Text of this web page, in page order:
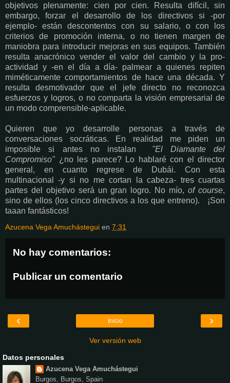
objetivos plenamente: cien por cien. Resulta difícil, sin
embargo, forzar el desarrollo de los directivos si -por
ejemplo- están descontentos con su salario, o con los
criterios de promoción interna, o no tienen margen de
maniobra para introducir mejoras en sus equipos. También
resulta anacrónico vender el valor del cambio y la pro-
actividad y -en el día a día- palmear a quienes repiten
miméticamente comportamientos de hace una década. Y
resulta desmotivador que el jefe directo no reconozca
esfuerzos y logros, o no comparta la visión empresarial de
un modo comprensible-aplicable.
Quieren que yo desarrolle personas a través de
conversaciones socráticas. En realidad me piden un
imposible si antes no instalan
"El Diamante del
Compromiso"¿no les parece? Lo hablaré con el director
general, en cuanto regrese de Dubái. Con esta
multinacional -y si no me cortan la cabeza- tres cuartas
partes del objetivo será un gran logro. No mío,of course,
sino de ellos (los cinco directivos a los que entreno). ¡Son
taaan fantásticos!
Azucena Vega Amuchástegui en 7:31
No hay comentarios:
Publicar un comentario
‹ ›
Inicio
Ver versión web
Datos personales
Azucena Vega Amuchástegui
Burgos, Burgos, Spain